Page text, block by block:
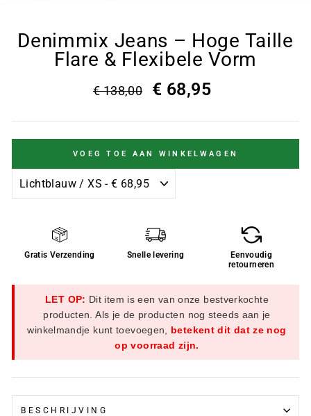
Denimmix Jeans – Hoge Taille
Flare & Flexibele Vorm
€ 138,00 € 68,95
VOEG TOE AAN WINKELWAGEN
Gratis Verzending Snelle levering
Eenvoudig
retourneren
LET OP: Dit item is een van onze bestverkochte
producten. Als je de producten nog steeds aan je
winkelmandje kunt toevoegen, betekent dit dat ze nog
op voorraad zijn.
BESCHRIJVING